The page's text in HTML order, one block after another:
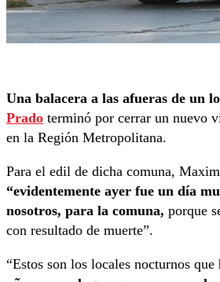
Una balacera a las afueras de un
Prado terminó por cerrar un nuevo
en la Región Metropolitana.
Para el edil de dicha comuna,
“evidentemente ayer fue un día
nosotros, para la comuna, porque
con resultado de muerte”.
“Estos son los locales nocturnos que